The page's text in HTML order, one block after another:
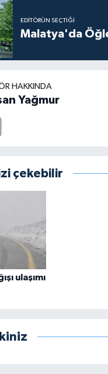
EDITÖRÜN SEÇTIĞI
Malatya'da
HAKKINDA
Yağmur
çekebilir
ulaşımı